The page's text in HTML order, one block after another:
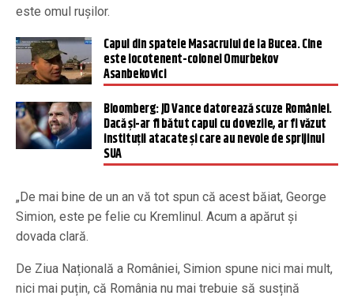
este omul rușilor.
Capul din spatele Masacrului de la Bucea. Cine
este locotenent-colonel Omurbekov
Asanbekovici
Bloomberg: JD Vance datorează scuze României.
Dacă și-ar fi bătut capul cu dovezile, ar fi văzut
instituții atacate și care au nevoie de sprijinul
SUA
„De mai bine de un an vă tot spun că acest băiat, George
Simion, este pe felie cu Kremlinul. Acum a apărut și
dovada clară.
De Ziua Națională a României, Simion spune nici mai mult,
nici mai puțin, că România nu mai trebuie să susțină